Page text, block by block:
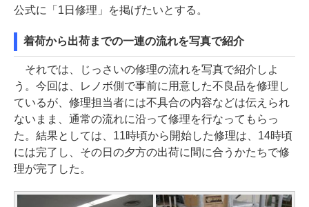
公式に「1日修理」を掲げたいとする。
着荷から出荷までの一連の流れを写真で紹介
それでは、じっさいの修理の流れを写真で紹介しよ
う。今回は、レノボ側で事前に用意した不良品を修理し
ているが、修理担当者には不具合の内容などは伝えられ
ないまま、通常の流れに沿って修理を行なってもらっ
た。結果としては、11時頃から開始した修理は、14時頃
には完了し、その日の夕方の出荷に間に合うかたちで修
理が完了した。